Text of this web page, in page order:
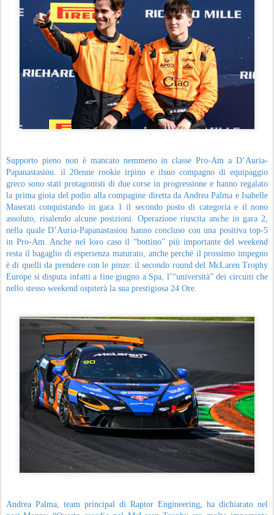
Supporto pieno non è mancato nemmeno in classe Pro-Am a D’Auria-
Papanastasiou. il 20enne rookie irpino e ilsuo compagno di equipaggio
greco sono stati protagonisti di due corse in progressione e hanno regalato
la prima gioia del podio alla compagine diretta da Andrea Palma e Isabelle
Maserati conquistando in gara 1 il secondo posto di categoria e il nono
assoluto, risalendo alcune posizioni. Operazione riuscita anche in gara 2,
nella quale D’Auria-Papanastasiou hanno concluso con una positiva top-5
in Pro-Am. Anche nel loro caso il “bottino” più importante del weekend
resta il bagaglio di esperienza maturato, anche perché il prossimo impegno
è di quelli da prendere con le pinze: il secondo round del McLaren Trophy
Europe si disputa infatti a fine giugno a Spa, l’“università” dei circuiti che
nello stesso weekend ospiterà la sua prestigiosa 24 Ore.
Andrea Palma, team principal di Raptor Engineering, ha dichiarato nel